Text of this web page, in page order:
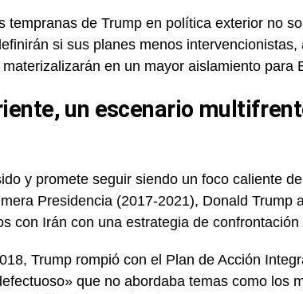
tempranas de Trump en política exterior no
si sus planes menos
en un mayor aislamiento para
un escenario
y promete seguir siendo un foco caliente
Presidencia (2017-2021), Donald Trump
con Irán con una estrategia de confrontación
Trump rompió con el Plan de Acción
que no abordaba temas como los